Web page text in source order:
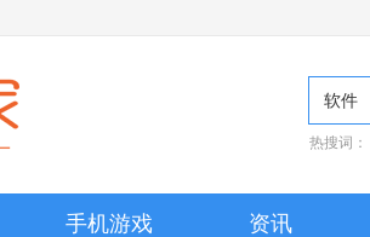
软件
热搜词：
手机游戏 资讯